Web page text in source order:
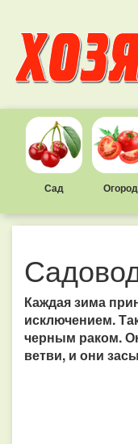
Сад Огород
Каждая зима
исключением.
черным раком.
ветви, и они